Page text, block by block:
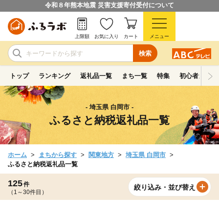
令和８年熊本地震 災害支援寄付受付について
検索
上限額 お気に入り カート メニュー
トップ ランキング 返礼品一覧 まち一覧 特集 初心者ガイド
- 埼玉県 白岡市 -
ふるさと納税返礼品一覧
ホーム まちから探す 関東地方
埼玉県 白岡市
ふるさと納税返礼品一覧
125件
（1～30件目）
絞り込み・並び替え